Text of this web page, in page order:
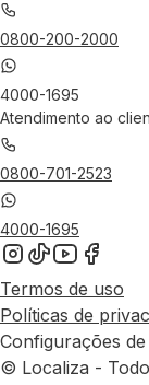
0800-200-2000
4000-1695
Atendimento ao
0800-701-2523
4000-1695
Termos de uso
Políticas de
Configurações
© Localiza -